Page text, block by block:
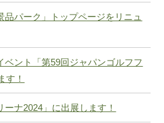
品パーク」トップページをリニュ
ベント「第59回ジャパンゴルフフ
す！
ーナ2024」に出展します！